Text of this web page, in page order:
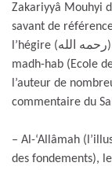
Zakariyyâ Mouhyi
savant de
l’hégire (رحمه الله), c’est-à-dire il y a plus de 750 ans. Il est du
madh-hab (Ecole
l’auteur de
commentaire du
– Al-‘Allâmah
des fondements),